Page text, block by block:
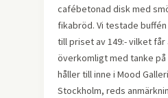
cafébetonad disk med
fikabröd. Vi testade
till priset av 149:- vilket får
överkomligt med tanke på
håller till inne i Mood
Stockholm, reds